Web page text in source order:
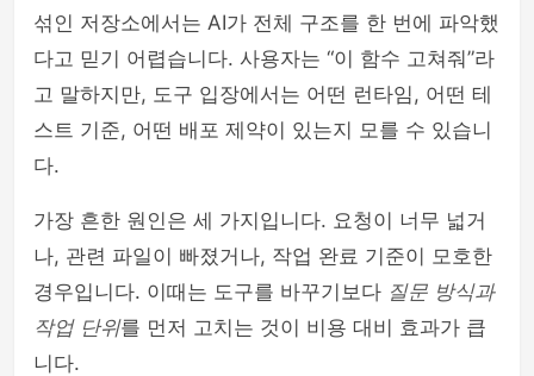
섞인 저장소에서는 AI가 전체 구조를 한 번에 파악했
다고 믿기 어렵습니다. 사용자는 “이 함수 고쳐줘”라
고 말하지만, 도구 입장에서는 어떤 런타임, 어떤 테
스트 기준, 어떤 배포 제약이 있는지 모를 수 있습니
다.
가장 흔한 원인은 세 가지입니다. 요청이 너무 넓거
나, 관련 파일이 빠졌거나, 작업 완료 기준이 모호한
경우입니다. 이때는 도구를 바꾸기보다 질문 방식과
작업 단위를 먼저 고치는 것이 비용 대비 효과가 큽
니다.